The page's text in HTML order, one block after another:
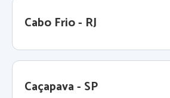
Cabo Frio - RJ
Caçapava - SP